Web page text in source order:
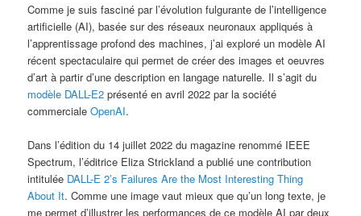
Comme je suis fasciné par l’évolution fulgurante de l’intelligence
artificielle (AI), basée sur des réseaux neuronaux appliqués à
l’apprentissage profond des machines, j’ai exploré un modèle AI
récent spectaculaire qui permet de créer des images et oeuvres
d’art à partir d’une description en langage naturelle. Il s’agit du
modèle DALL-E2 présenté en avril 2022 par la société
commercialeOpenAI.
Dans l’édition du 14 juillet 2022 du magazine renommé IEEE
Spectrum, l’éditrice Eliza Strickland a publié une contribution
intitulée DALL-E 2’s Failures Are the Most Interesting Thing
About It. Comme une image vaut mieux que qu’un long texte, je
me permet d’illustrer les performances de ce modèle AI par deux